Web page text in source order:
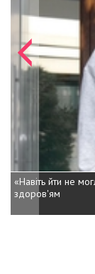
«Навіть йти не
здоров'ям